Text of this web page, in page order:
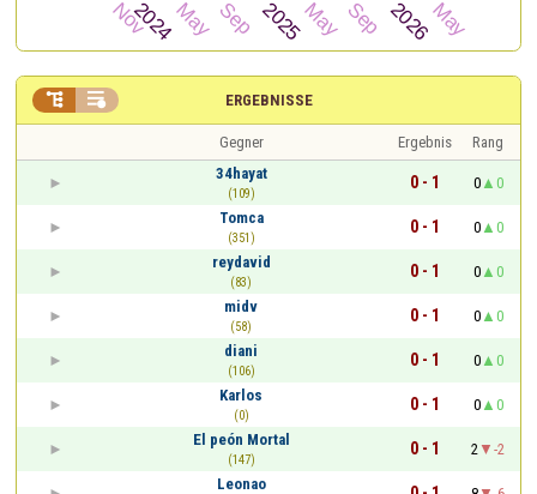
ERGEBNISSE
 
Gegner Ergebnis
Rang
34hayat
(109)
0 - 1 0
0
Tomca
(351)
0 - 1 0
0
reydavid
(83)
0 - 1 0
0
midv
(58)
0 - 1 0
0
diani
(106)
0 - 1 0
0
Karlos
(0)
0 - 1 0
0
El peón Mortal
(147)
0 - 1 2
-2
Leonao